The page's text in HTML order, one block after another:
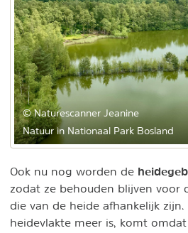
© Naturescanner Jeanine
Natuur in Nationaal Park Bosland
Ook nu nog worden de
zodat ze behouden blijven voor
die van de heide afhankelijk
heidevlakte meer is, komt